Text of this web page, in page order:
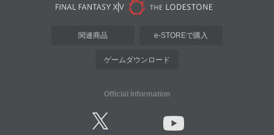
関連商品 e-STOREで購入
ゲームダウンロード
Official Information